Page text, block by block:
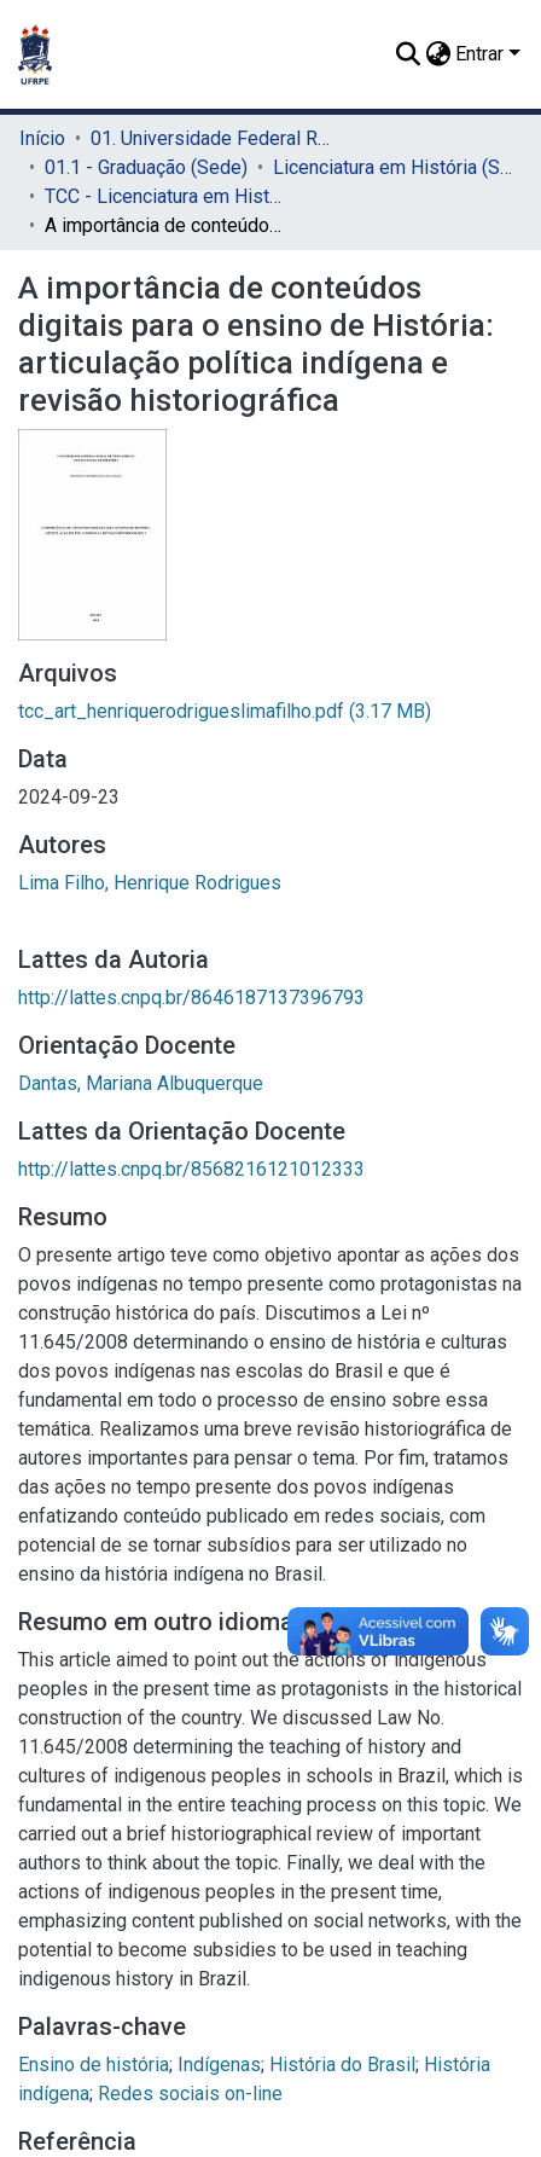
Entrar
Início
01. Universidade Federal Rural de Pernambuco - UFRPE (Sede)
01.1 - Graduação (Sede)
Licenciatura em História (Sede)
TCC - Licenciatura em História (Sede)
A importância de conteúdos digitais para o ensino de História: articulação política indígena e revisão historiográfica
A importância de conteúdos
digitais para o ensino de História:
articulação política indígena e
revisão historiográfica
Arquivos
tcc_art_henriquerodrigueslimafilho.pdf (3.17 MB)
Data
2024-09-23
Autores
Lima Filho, Henrique Rodrigues
Lattes da Autoria
http://lattes.cnpq.br/8646187137396793
Orientação Docente
Dantas, Mariana Albuquerque
Lattes da Orientação Docente
http://lattes.cnpq.br/8568216121012333
Resumo
O presente artigo teve como objetivo apontar as ações dos
povos indígenas no tempo presente como protagonistas na
construção histórica do país. Discutimos a Lei nº
11.645/2008 determinando o ensino de história e culturas
dos povos indígenas nas escolas do Brasil e que é
fundamental em todo o processo de ensino sobre essa
temática. Realizamos uma breve revisão historiográfica de
autores importantes para pensar o tema. Por fim, tratamos
das ações no tempo presente dos povos indígenas
enfatizando conteúdo publicado em redes sociais, com
potencial de se tornar subsídios para ser utilizado no
ensino da história indígena no Brasil.
Resumo em outro idioma
This article aimed to point out the actions of indigenous
peoples in the present time as protagonists in the historical
construction of the country. We discussed Law No.
11.645/2008 determining the teaching of history and
cultures of indigenous peoples in schools in Brazil, which is
fundamental in the entire teaching process on this topic. We
carried out a brief historiographical review of important
authors to think about the topic. Finally, we deal with the
actions of indigenous peoples in the present time,
emphasizing content published on social networks, with the
potential to become subsidies to be used in teaching
indigenous history in Brazil.
Palavras-chave
Ensino de história; Indígenas; História do Brasil; História
indígena; Redes sociais on-line
Referência